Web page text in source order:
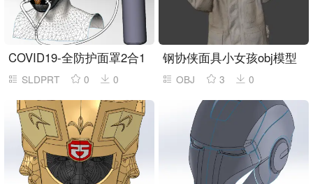
COVID19-全防护面罩2合1
SLDPRT 0 0
钢协侠面具小女孩obj模型
OBJ 3 0